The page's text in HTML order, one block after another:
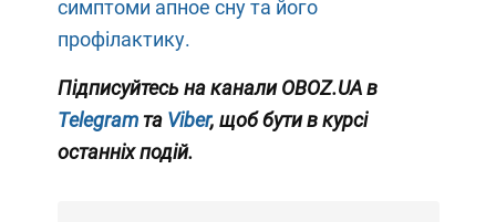
симптоми апное сну та його
профілактику.
Підписуйтесь на канали OBOZ.UA в
Telegram та Viber, щоб бути в курсі
останніх подій.